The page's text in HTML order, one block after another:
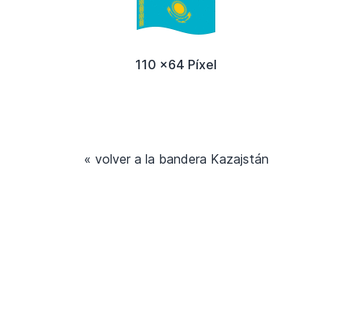
110 x64 Píxel
« volver a la bandera Kazajstán